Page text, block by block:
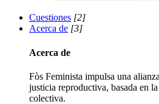
Cuestiones [2]
Acerca de [3]
Acerca de
Fòs Feminista impulsa una
justicia reproductiva, basada en
colectiva.